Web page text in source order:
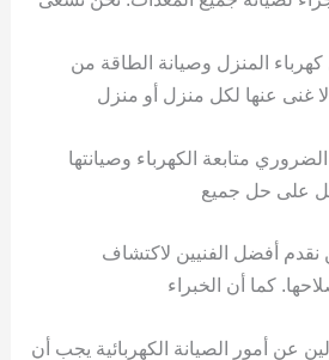
كهرباء المنزل وصيانة الطاقة من
غنى عنها لكل منزل أو منزل
متابعة الكهرباء وصيانتها
على حل جميع
نقدم أفضل الفنيين لاكتشاف
كما أن الخبراء
عن أمور الصيانة الكهربائية يجب أن